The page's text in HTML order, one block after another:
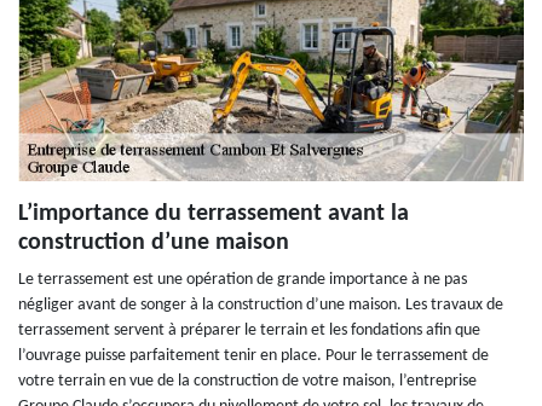
L’importance du terrassement avant la
construction d’une maison
Le terrassement est une opération de grande importance à ne pas
négliger avant de songer à la construction d’une maison. Les travaux de
terrassement servent à préparer le terrain et les fondations afin que
l’ouvrage puisse parfaitement tenir en place. Pour le terrassement de
votre terrain en vue de la construction de votre maison, l’entreprise